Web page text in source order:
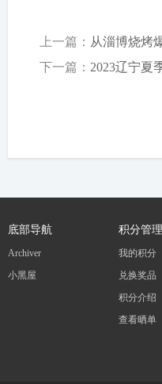
上一篇： 从淄博烧烤
下一篇： 2023辽宁夏
底部导航
Archiver
小黑屋
积分管理
我的积分
兑换奖品
积分介绍
查看晒单